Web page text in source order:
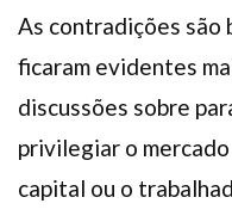
As contradições são
ficaram evidentes
discussões sobre
privilegiar o
capital ou o